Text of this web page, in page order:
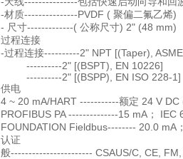
-材质---------------PVDF ( 聚偏二氟乙烯)
- 尺寸-------------( 公称尺寸) 2" (48 mm)
过程连接
-过程连接----------2" NPT [(Taper),
----------2" [(BSPT), EN 10226]
----------2" [(BSPP), EN ISO 228-1]
供电
4 ~ 20 mA/HART -----------额定 24 V
PROFIBUS PA --------------15 mA； IEC
FOUNDATION Fieldbus-------- 20.0 mA
认证
般----------------------- CSAUS/C, CE,